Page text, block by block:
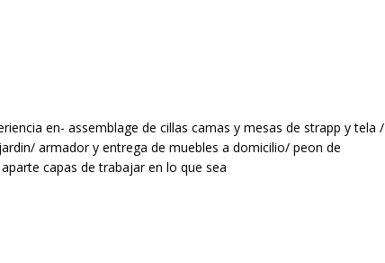
en- assemblage de cillas camas y mesas de strapp y tela /
armador y entrega de muebles a domicilio/ peon de
capas de trabajar en lo que sea